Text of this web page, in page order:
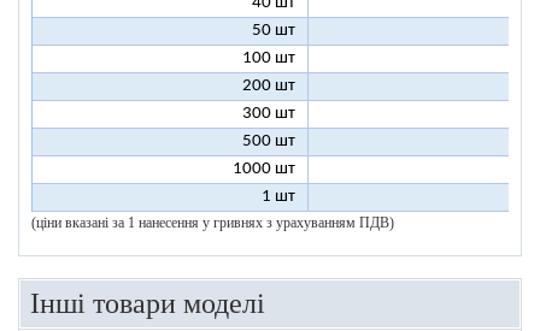
50 шт
100 шт
200 шт
300 шт
500 шт
1000 шт
1 шт
(ціни вказані за 1 нанесення у гривнях з урахуванням ПДВ)
Інші товари моделі